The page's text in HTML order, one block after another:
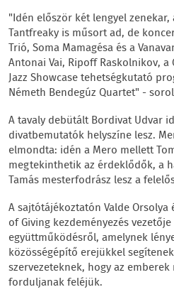
"Idén először két lengyel
Tantfreaky is műsort ad, de
Trió, Soma Mamagésa és a
Antonai Vai, Ripoff Raskolnikov, a
Jazz Showcase tehetségkutató
Németh Bendegúz Quartet" -
A tavaly debütált Bordivat Udvar
divatbemutatók helyszíne lesz.
elmondta: idén a Mero mellett
megtekinthetik az érdeklődők, a
Tamás mesterfodrász lesz a
A sajtótájékoztatón Valde
of Giving kezdeményezés
együttműködésről, amelynek
közösségépítő erejükkel
szervezeteknek, hogy az
forduljanak feléjük.